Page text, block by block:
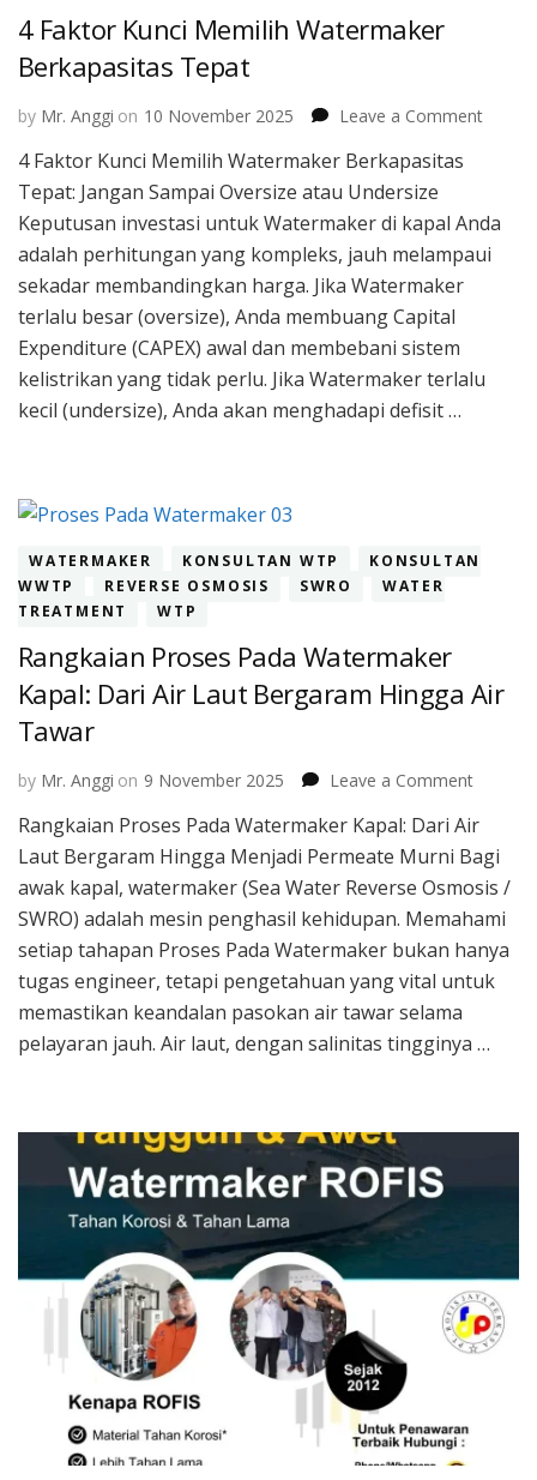
4 Faktor Kunci Memilih Watermaker
Berkapasitas Tepat
by Mr. Anggi on 10 November 2025 Leave a Commenton
4 Faktor Kunci Memilih Watermaker Berkapasitas
Tepat: Jangan Sampai Oversize atau Undersize
Keputusan investasi untuk Watermaker di kapal Anda
adalah perhitungan yang kompleks, jauh melampaui
sekadar membandingkan harga. Jika Watermaker
terlalu besar (oversize), Anda membuang Capital
Expenditure (CAPEX) awal dan membebani sistem
kelistrikan yang tidak perlu. Jika Watermaker terlalu
kecil (undersize), Anda akan menghadapi defisit …
WATERMAKER KONSULTAN WTP
KONSULTAN
WWTP
REVERSE OSMOSIS SWRO
WATER
TREATMENT
WTP
Rangkaian Proses Pada Watermaker
Kapal: Dari Air Laut Bergaram Hingga Air
Tawar
by Mr. Anggi on 9 November 2025 Leave a Commenton
Proses
Pada
Dari
Air
Laut
Air
Rangkaian Proses Pada Watermaker Kapal: Dari Air
Laut Bergaram Hingga Menjadi Permeate Murni Bagi
awak kapal, watermaker (Sea Water Reverse Osmosis /
SWRO) adalah mesin penghasil kehidupan. Memahami
setiap tahapan Proses Pada Watermaker bukan hanya
tugas engineer, tetapi pengetahuan yang vital untuk
memastikan keandalan pasokan air tawar selama
pelayaran jauh. Air laut, dengan salinitas tingginya …